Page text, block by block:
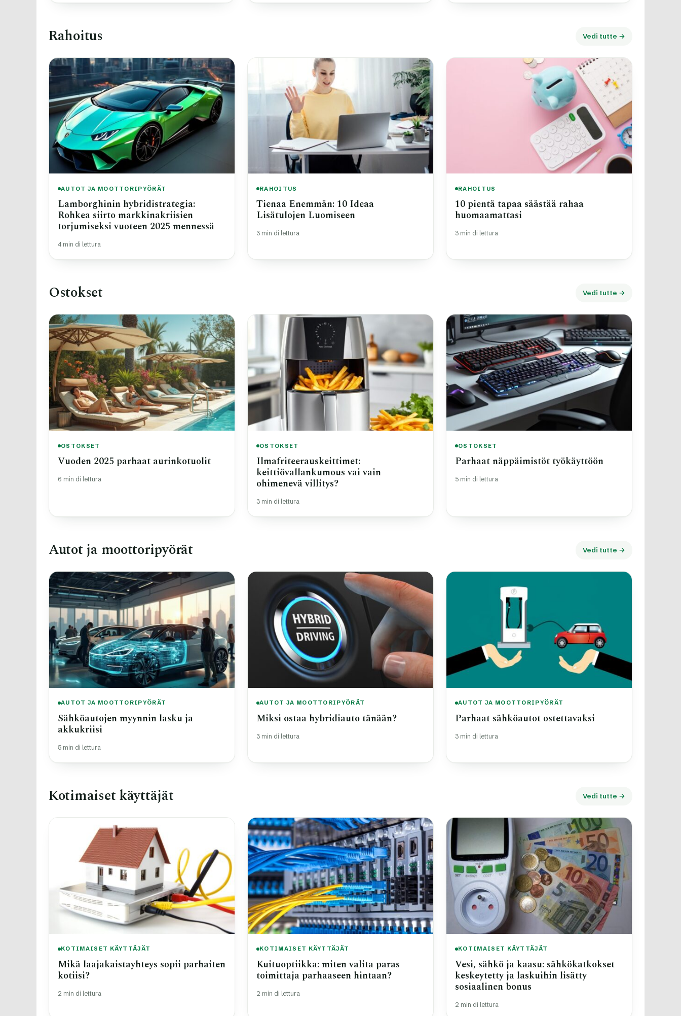
Rahoitus Vedi tutte →
AUTOT JA MOOTTORIPYÖRÄT
Lamborghinin hybridistrategia:
Rohkea siirto markkinakriisien
torjumiseksi vuoteen 2025 mennessä
4 min di lettura
RAHOITUS
Tienaa Enemmän: 10 Ideaa
Lisätulojen Luomiseen
3 min di lettura
RAHOITUS
10 pientä tapaa säästää rahaa
huomaamattasi
3 min di lettura
Ostokset Vedi tutte →
OSTOKSET
Vuoden 2025 parhaat aurinkotuolit
6 min di lettura
OSTOKSET
Ilmafriteerauskeittimet:
keittiövallankumous vai vain
ohimenevä villitys?
3 min di lettura
OSTOKSET
Parhaat näppäimistöt työkäyttöön
5 min di lettura
Autot ja moottoripyörät Vedi tutte →
AUTOT JA MOOTTORIPYÖRÄT
Sähköautojen myynnin lasku ja
akkukriisi
5 min di lettura
AUTOT JA MOOTTORIPYÖRÄT
Miksi ostaa hybridiauto tänään?
3 min di lettura
AUTOT JA MOOTTORIPYÖRÄT
Parhaat sähköautot ostettavaksi
3 min di lettura
Kotimaiset käyttäjät Vedi tutte →
KOTIMAISET KÄYTTÄJÄT
Mikä laajakaistayhteys sopii parhaiten
kotiisi?
2 min di lettura
KOTIMAISET KÄYTTÄJÄT
Kuituoptiikka: miten valita paras
toimittaja parhaaseen hintaan?
2 min di lettura
KOTIMAISET KÄYTTÄJÄT
Vesi, sähkö ja kaasu: sähkökatkokset
keskeytetty ja laskuihin lisätty
sosiaalinen bonus
2 min di lettura